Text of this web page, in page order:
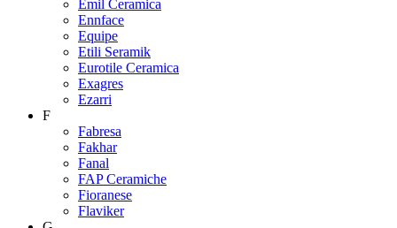
Emil Ceramica
Ennface
Equipe
Etili Seramik
Eurotile Ceramica
Exagres
Ezarri
F
Fabresa
Fakhar
Fanal
FAP Ceramiche
Fioranese
Flaviker